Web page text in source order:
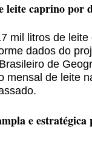
leite caprino por
mil litros de
dados do
de
mensal de leite
e